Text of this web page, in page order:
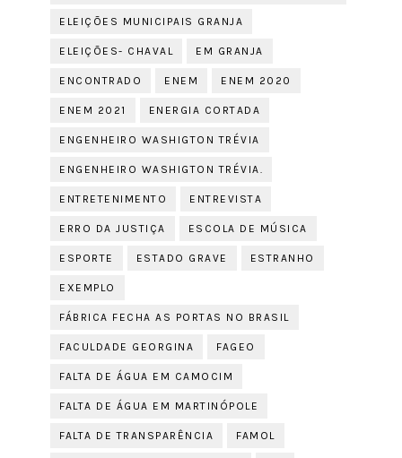
ELEIÇÕES MUNICIPAIS GRANJA
ELEIÇÕES- CHAVAL EM GRANJA
ENCONTRADO ENEM ENEM 2020
ENEM 2021 ENERGIA CORTADA
ENGENHEIRO WASHIGTON TRÉVIA
ENGENHEIRO WASHIGTON TRÉVIA.
ENTRETENIMENTO ENTREVISTA
ERRO DA JUSTIÇA ESCOLA DE MÚSICA
ESPORTE ESTADO GRAVE ESTRANHO
EXEMPLO
FÁBRICA FECHA AS PORTAS NO BRASIL
FACULDADE GEORGINA FAGEO
FALTA DE ÁGUA EM CAMOCIM
FALTA DE ÁGUA EM MARTINÓPOLE
FALTA DE TRANSPARÊNCIA FAMOL